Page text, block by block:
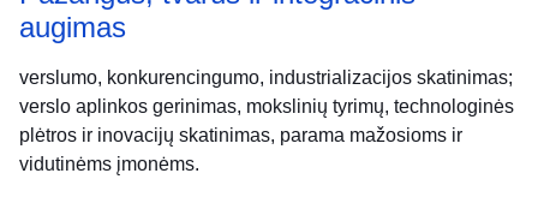
augimas
verslumo, konkurencingumo, industrializacijos skatinimas;
verslo aplinkos gerinimas, mokslinių tyrimų, technologinės
plėtros ir inovacijų skatinimas, parama mažosioms ir
vidutinėms įmonėms.